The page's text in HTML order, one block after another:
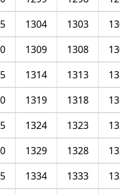
1303
1304
1308
1309
1313
1314
1318
1319
1323
1324
1328
1329
1333
1334